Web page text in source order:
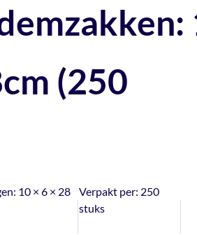
(250
10 × 6 × 28
Verpakt per: 250
stuks